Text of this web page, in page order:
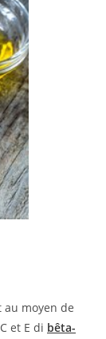
moyen de
et E di bêta-